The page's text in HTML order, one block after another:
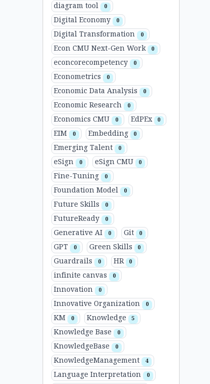
diagram tool 0
Digital Economy 0
Digital Transformation 0
Econ CMU Next-Gen Work 0
econcorecompetency 0
Econometrics 0
Economic Data Analysis 0
Economic Research 0
Economics CMU 0 EdPEx 0
EIM 0 Embedding 0
Emerging Talent 0
eSign 0 eSign CMU 0
Fine-Tuning 0
Foundation Model 0
Future Skills 0
FutureReady 0
Generative AI 0 Git 0
GPT 0 Green Skills 0
Guardrails 0 HR 0
infinite canvas 0
Innovation 0
Innovative Organization 0
KM 0 Knowledge 5
Knowledge Base 0
KnowledgeBase 0
KnowledgeManagement 4
Language Interpretation 0